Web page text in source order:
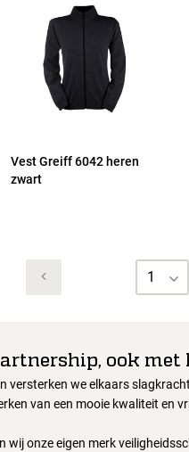
Vest Greiff 6042 heren
zwart
1
ook met
we elkaars
van een mooie kwaliteit en
onze eigen merk